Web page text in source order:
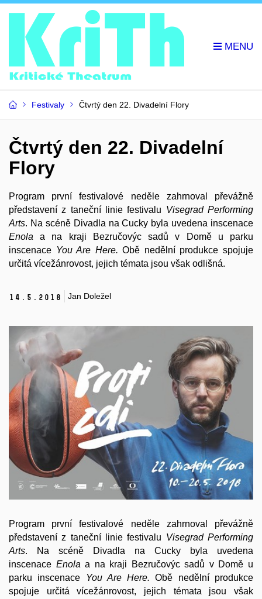
Festivaly Čtvrtý den 22. Divadelní Flory
Čtvrtý den 22. Divadelní
Flory
Program první festivalové neděle zahrnoval převážně
představení z taneční linie festivalu Visegrad Performing
Arts. Na scéně Divadla na Cucky byla uvedena inscenace
Enola a na kraji Bezručovýc sadů v Domě u parku
inscenace You Are Here. Obě nedělní produkce spojuje
určitá vícežánrovost, jejich témata jsou však odlišná.
14. 5. 2018 Jan Doležel
Program první festivalové neděle zahrnoval převážně
představení z taneční linie festivalu Visegrad Performing
Arts. Na scéně Divadla na Cucky byla uvedena
inscenace Enola a na kraji Bezručovýc sadů v Domě u
parku inscenace
You Are Here.
Obě nedělní produkce
spojuje určitá vícežánrovost, jejich témata jsou však